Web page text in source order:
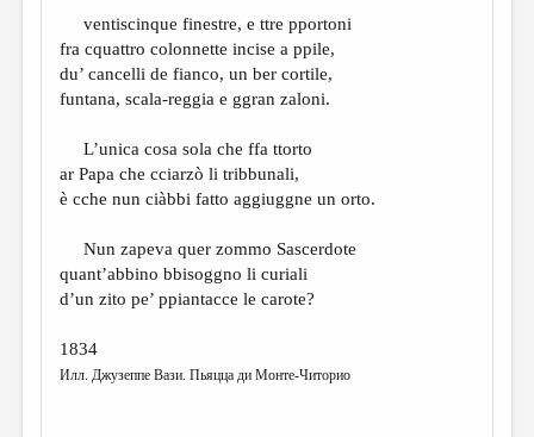
ventiscinque finestre, e ttre pportoni
fra cquattro colonnette incise a ppile,
du’ cancelli de fianco, un ber cortile,
funtana, scala-reggia e ggran zaloni.
L’unica cosa sola che ffa ttorto
ar Papa che cciarzò li tribbunali,
è cche nun ciàbbi fatto aggiuggne un orto.
Nun zapeva quer zommo Sascerdote
quant’abbino bbisoggno li curiali
d’un zito pe’ ppiantacce le carote?
1834
Илл. Джузеппе Вази. Пьяцца ди Монте-Читорио